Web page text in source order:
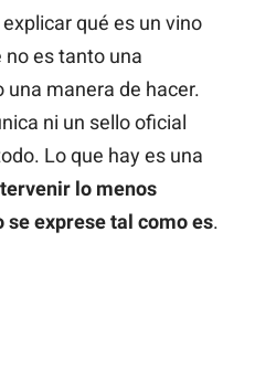
qué es un vino
es tanto una
manera de hacer.
ni un sello oficial
Lo que hay es una
lo menos
se exprese tal como es.